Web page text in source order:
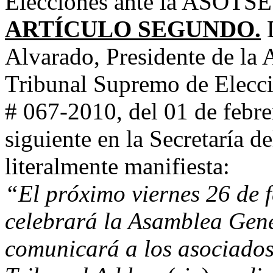
ARTÍCULO SEGUNDO.
Alvarado, Presidente de la
Tribunal Supremo de
# 067-2010, del 01 de
siguiente en la Secretaría
literalmente manifiesta:
“El próximo viernes 26 de
celebrará la Asamblea
comunicará a los